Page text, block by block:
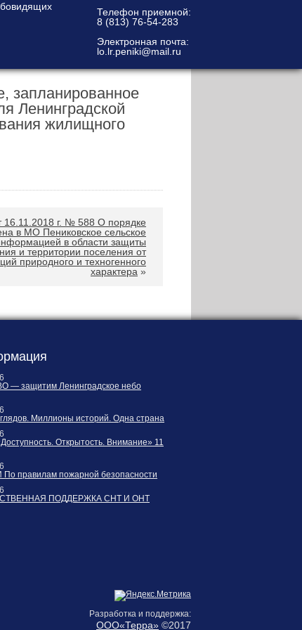
Телефон приемной:
8 (813) 76-54-283
Электронная почта:
lo.lr.peniki@mail.ru
запланированное
Ленинградской
жилищного
г. № 588 О порядке
в МО Пениковское сельское
в области защиты
и территории поселения от
природного и техногенного
характера »
— защитим Ленинградское небо
Миллионы историй. Одна страна
Открытость. Внимание» 11
правилам пожарной безопасности
ПОДДЕРЖКА СНТ И ОНТ
Разработка и поддержка:
ООО«Терра» ©2017